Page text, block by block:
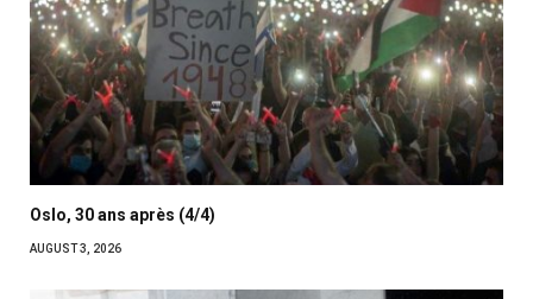
Oslo, 30 ans après (4/4)
AUGUST 3, 2026